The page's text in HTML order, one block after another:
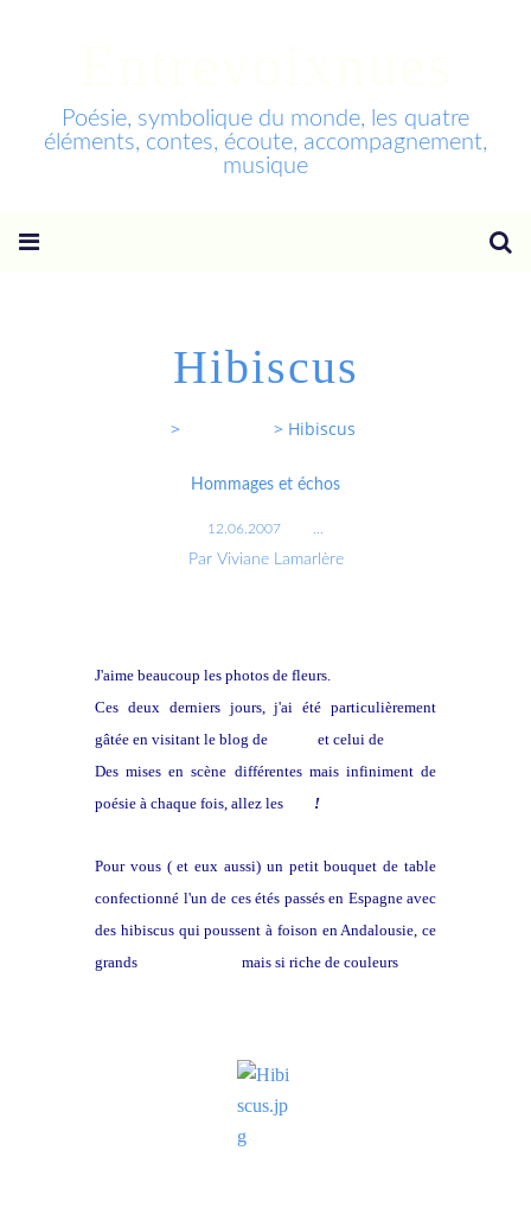
Poésie, symbolique du monde, les quatre
éléments, contes, écoute, accompagnement,
musique
Hibiscus
> > Hibiscus
Hommages et échos
12.06.2007
Par Viviane Lamarlère
J'aime beaucoup les photos de fleurs.
Ces deux derniers jours, j'ai été particulièrement
gâtée en visitant le blog de
et celui de
Des mises en scène différentes mais infiniment de
poésie à chaque fois, allez les
!
Pour vous ( et eux aussi) un petit bouquet de table
confectionné l'un de ces étés passés en Espagne avec
des hibiscus qui poussent à foison en Andalousie, ce
grands
mais si riche de couleurs